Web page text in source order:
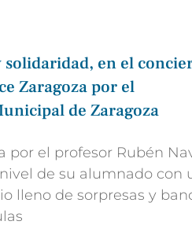
solidaridad, en el
Zaragoza por el
de Zaragoza
por el profesor Rubén
de su alumnado con
lleno de sorpresas y